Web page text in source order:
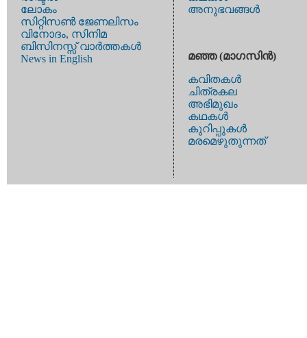
ലോകം
സിറ്റിസണ്‍ ജേണലിസം
വിനോദം, സിനിമ
ബിസിനസ്സ് വാര്‍ത്തകള്‍
News in English
അനുഭവങ്ങള്‍
മഞ്ഞ (മാഗസിന്‍)
കവിതകള്‍
ചിത്രകല
അഭിമുഖം
കഥകള്‍
കുറിപ്പുകള്‍
മരമെഴുതുന്നത്